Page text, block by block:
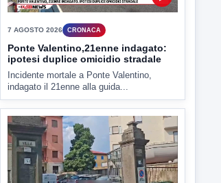
7 AGOSTO 2026
Ponte Valentino,21enne indagato:
Incidente mortale a Ponte Valentino,
indagato il 21enne alla guida...